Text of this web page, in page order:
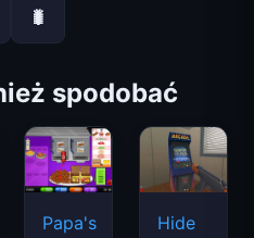
🐛
spodobać
Papa's
Hide